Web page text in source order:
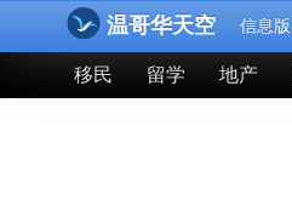
温哥华天空 信息版
移民 留学 地产